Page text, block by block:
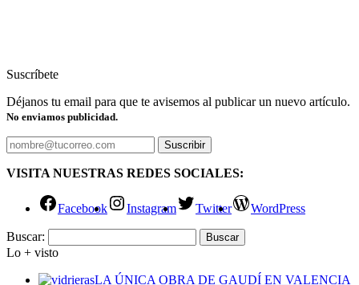
Suscríbete
Déjanos tu email para que te avisemos al publicar un nuevo artículo.
No enviamos publicidad.
VISITA NUESTRAS REDES SOCIALES:
Facebook Instagram Twitter WordPress
Buscar:
Lo + visto
LA ÚNICA OBRA DE GAUDÍ EN VALENCIA